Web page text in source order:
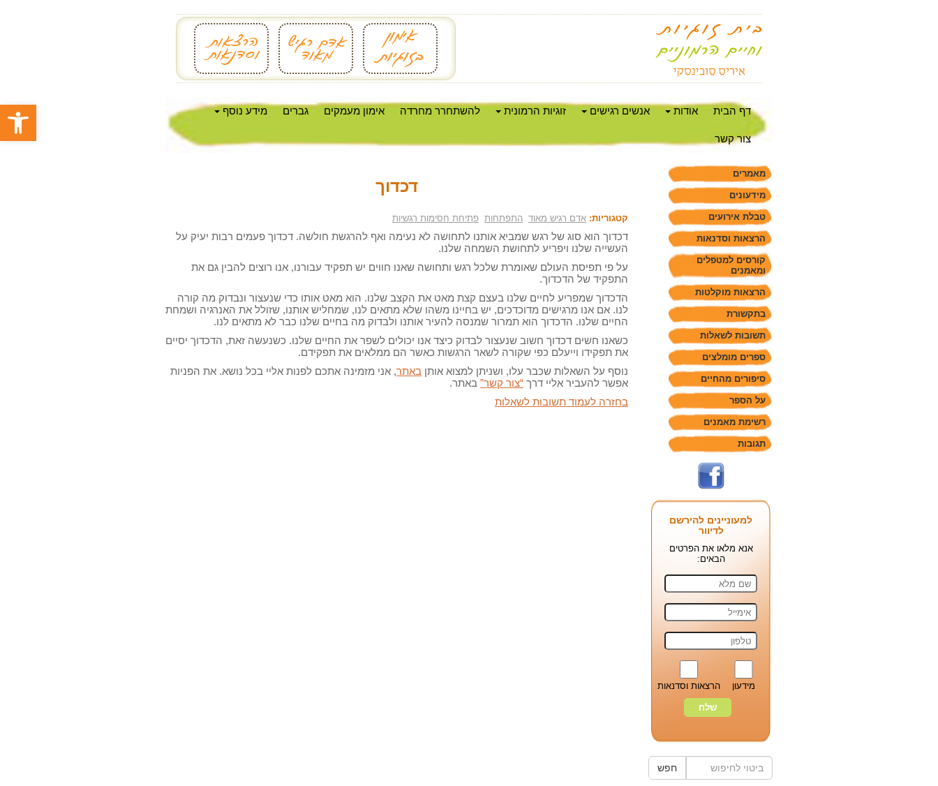
פתח דף הבית אודות אנשים רגישים זוגיות הרמונית להשתחרר מחרדה אימון מעמקים גברים מידע נוסף
צור קשר
דכדוך
קטגוריות: אדם רגיש מאוד התפתחות פתיחת חסימות רגשיות
דכדוך הוא סוג של רגש שמביא אותנו לתחושה לא נעימה ואף להרגשת חולשה. דכדוך פעמים רבות יעיק על
העשייה שלנו ויפריע לתחושת השמחה שלנו.
על פי תפיסת העולם שאומרת שלכל רגש ותחושה שאנו חווים יש תפקיד עבורנו, אנו רוצים להבין גם את
התפקיד של הדכדוך.
הדכדוך שמפריע לחיים שלנו בעצם קצת מאט את הקצב שלנו. הוא מאט אותו כדי שנעצור ונבדוק מה קורה
לנו. אם אנו מרגישים מדוכדכים, יש בחיינו משהו שלא מתאים לנו, שמחליש אותנו, שזולל את האנרגיה ושמחת
החיים שלנו. הדכדוך הוא תמרור שמנסה להעיר אותנו ולבדוק מה בחיים שלנו כבר לא מתאים לנו.
כשאנו חשים דכדוך חשוב שנעצור לבדוק כיצד אנו יכולים לשפר את החיים שלנו. כשנעשה זאת, הדכדוך יסיים
את תפקידו וייעלם כפי שקורה לשאר הרגשות כאשר הם ממלאים את תפקידם.
נוסף על השאלות שכבר עלו, ושניתן למצוא אותן באתר, אני מזמינה אתכם לפנות אליי בכל נושא. את הפניות
אפשר להעביר אליי דרך “צור קשר” באתר.
בחזרה לעמוד תשובות לשאלות
מאמרים
מידעונים
טבלת אירועים
הרצאות וסדנאות
קורסים למטפלים
ומאמנים
הרצאות מוקלטות
בתקשורת
תשובות לשאלות
ספרים מומלצים
סיפורים מהחיים
על הספר
רשימת מאמנים
תגובות
למעוניינים להירשם
לדיוור
אנא מלאו את הפרטים
הבאים:
מידעון הרצאות וסדנאות
חפש